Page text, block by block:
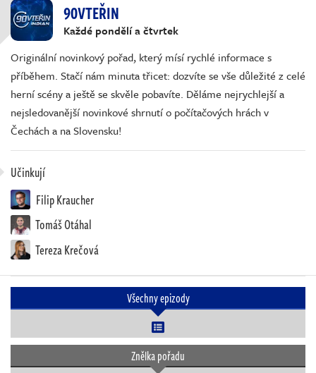
90VTEŘIN
Každé pondělí a čtvrtek
Originální novinkový pořad, který mísí rychlé informace s
příběhem. Stačí nám minuta třicet: dozvíte se vše důležité z celé
herní scény a ještě se skvěle pobavíte. Děláme nejrychlejší a
nejsledovanější novinkové shrnutí o počítačových hrách v
Čechách a na Slovensku!
Učinkují
Filip Kraucher
Tomáš Otáhal
Tereza Krečová
Všechny epizody
Znělka pořadu